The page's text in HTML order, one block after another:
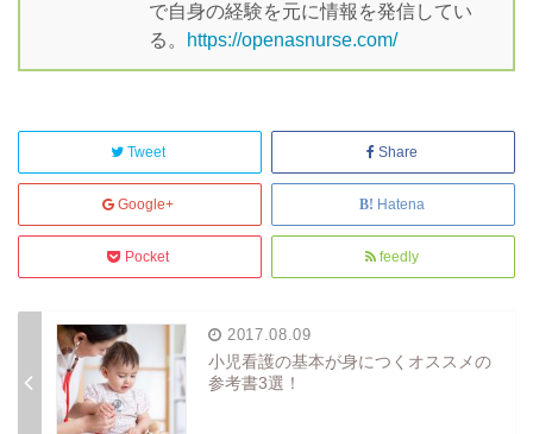
で自身の経験を元に情報を発信してい
る。
https://openasnurse.com/
Tweet Share
Google+ Hatena
Pocket feedly
2017.08.09
小児看護の基本が身につくオススメの
参考書3選！